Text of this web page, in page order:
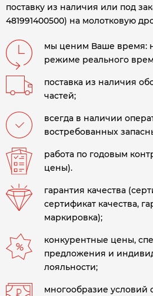
поставку из наличия или под
481991400500) на молотковую
мы ценим Ваше время:
режиме реального
поставка из наличия
частей;
всегда в наличии
востребованных
работа по годовым
цены).
гарантия качества
сертификат качества,
маркировка);
конкурентные цены,
предложения и
лояльности;
многообразие условий